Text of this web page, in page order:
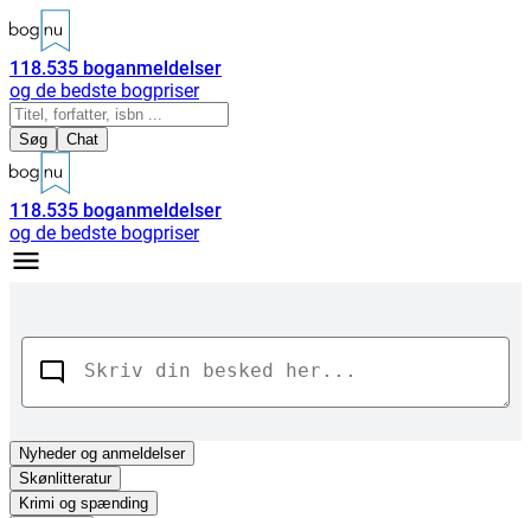
118.535 boganmeldelser
og de bedste bogpriser
Søg Chat
118.535 boganmeldelser
og de bedste bogpriser
Nyhederog anmeldelser
Skønlitteratur
Krimi og spænding